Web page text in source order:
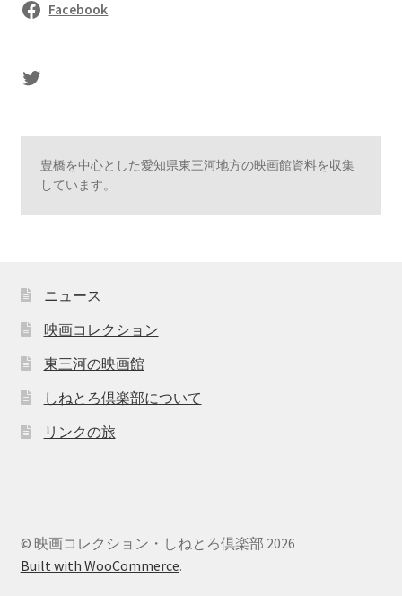
Facebook
sasaki's Twitter
豊橋を中心とした愛知県東三河地方の映画館資料を収集
しています。
ニュース
映画コレクション
東三河の映画館
しねとろ倶楽部について
リンクの旅
© 映画コレクション・しねとろ倶楽部 2026
Built with WooCommerce.